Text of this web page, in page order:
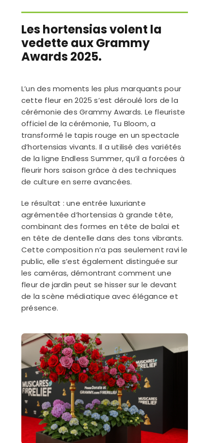
Les hortensias volent la
vedette aux Grammy
Awards 2025.
L’un des moments les plus marquants pour
cette fleur en 2025 s’est déroulé lors de la
cérémonie des Grammy Awards. Le fleuriste
officiel de la cérémonie, Tu Bloom, a
transformé le tapis rouge en un spectacle
d’hortensias vivants. Il a utilisé des variétés
de la ligne Endless Summer, qu’il a forcées à
fleurir hors saison grâce à des techniques
de culture en serre avancées.
Le résultat : une entrée luxuriante
agrémentée d’hortensias à grande tête,
combinant des formes en tête de balai et
en tête de dentelle dans des tons vibrants.
Cette composition n’a pas seulement ravi le
public, elle s’est également distinguée sur
les caméras, démontrant comment une
fleur de jardin peut se hisser sur le devant
de la scène médiatique avec élégance et
présence.